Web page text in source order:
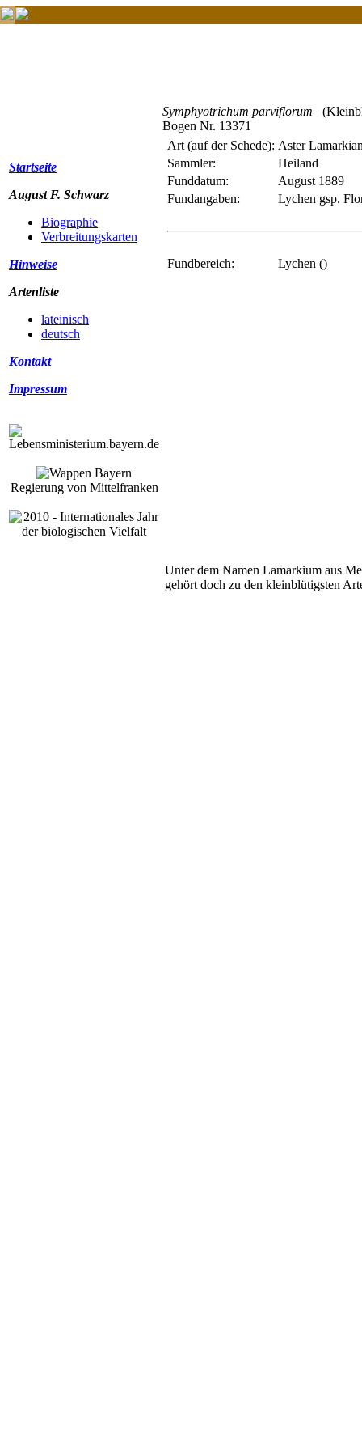
Startseite
August F. Schwarz
Biographie
Verbreitungskarten
Hinweise
Artenliste
lateinisch
deutsch
Kontakt
Impressum
Regierung von Mittelfranken
Symphyotrichum parviflorum
Bogen Nr. 13371
Art (auf der Schede): Aster
Sammler:
Heiland
Funddatum:
August 1889
Fundangaben:
Lychen gsp.
Fundbereich: Lychen ()
Unter dem Namen Lamarkium aus
gehört doch zu den kleinblütigsten